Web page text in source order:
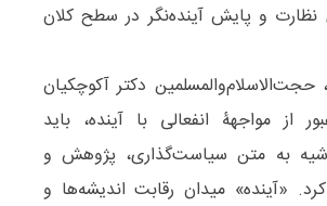
نظارت و پایش آینده‌نگر در سطح کلان
دکتر آکوچکیان
از مواجهۀ انفعالی با آینده، باید
به متن سیاست‌گذاری، پژوهش و
«آینده» میدان رقابت اندیشه‌ها و